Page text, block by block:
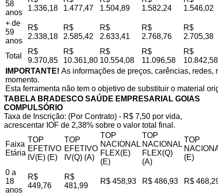
58
anos
1.336,18
1.477,47
1.504,89
1.582,24
1.546,02
+ de
59
anos
R$
2.338,18
R$
2.585,42
R$
2.633,41
R$
2.768,76
R$
2.705,38
Total
R$
9.370,85
R$
10.361,80
R$
10.554,08
R$
11.096,58
R$
10.842,58
IMPORTANTE! As informações de preços, carências,
momento.
Esta ferramenta não tem o objetivo de substituir o material
TABELA BRADESCO SAÚDE EMPRESARIAL GOIAS
COMPULSÓRIO
Taxa de Inscrição: (Por Contrato) - R$ 7,50 por vida,
acrescentar IOF de 2,38% sobre o valor total final.
Faixa
Etária
TOP
EFETIVO
IV(E) (E)
TOP
EFETIVO
IV(Q) (A)
TOP
NACIONAL
FLEX(E)
(E)
TOP
NACIONAL
FLEX(Q)
(A)
TOP
(E)
0 a
18
anos
R$
449,76
R$
481,99
R$ 458,93 R$ 486,93 R$